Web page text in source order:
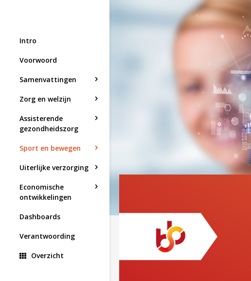
Intro
Voorwoord
Samenvattingen
Zorg en welzijn
Assisterende
gezondheidszorg
Sport en bewegen
Uiterlijke verzorging
Economische
ontwikkelingen
Dashboards
Verantwoording
Overzicht